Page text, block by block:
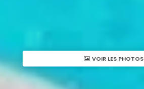
VOIR LES PHOTOS